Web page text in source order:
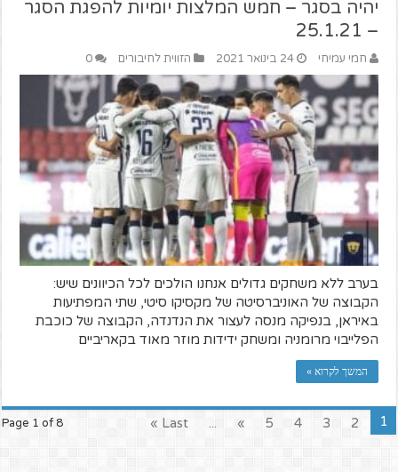
יהיה בסגר – חמש המלצות יומיות להפגת הסגר
– 25.1.21
חמי עמיחי 24 בינואר 2021 הזווית לחיבורים 0
בערב ללא משחקים גדולים אנחנו הולכים לכל הכיוונים שיש:
הקבוצה של האוניברסיטה של מקסיקו סיטי, שתי המפתיעות
באיראן, בנפיקה מנסה לעצור את הנדנדה, הקבוצה של כוכבת
הפלייבוי מרומניה ומשחק ידידות מוזר מאוד בקאריביים
המשך לקרוא »
Page 1 of 8 1
2
3
4
5
»
...
Last »